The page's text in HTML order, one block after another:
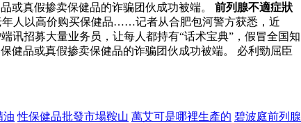
或真假掺卖保健品的诈骗团伙成功被端。 前列腺不適症狀
年人以高价购买保健品……记者从合肥包河警方获悉，近
讯招募大量业务员，让每人都持有“话术宝典”，假冒全国知
品或真假掺卖保健品的诈骗团伙成功被端。 必利勁屈臣
油 性保健品批發市場鞍山 萬艾可是哪裡生產的 碧波庭前列腺